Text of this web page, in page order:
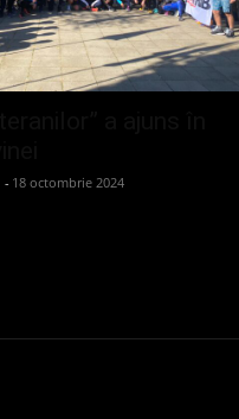
- 18 octombrie 2024